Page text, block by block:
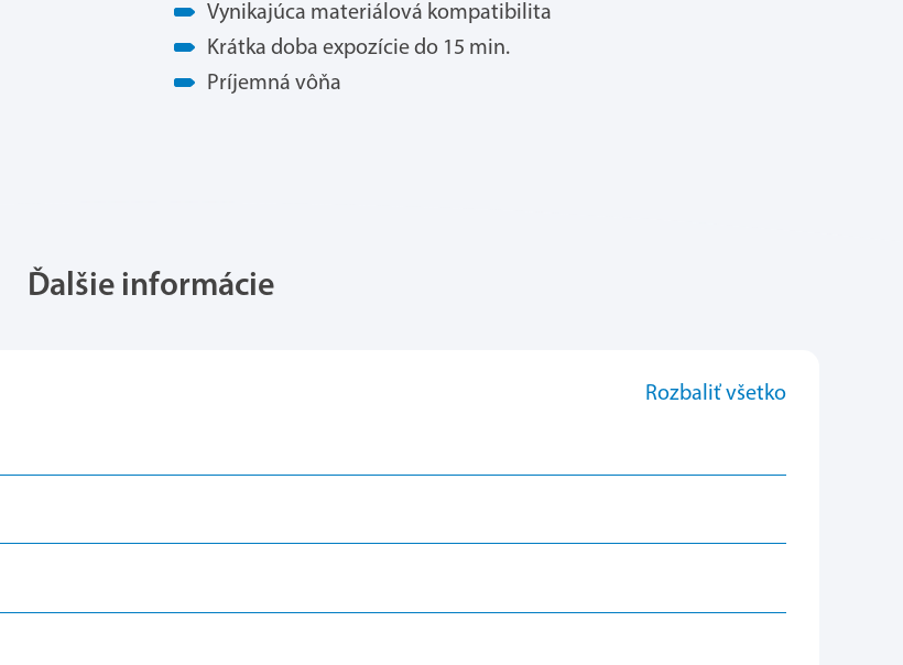
Vynikajúca materiálová kompatibilita
Krátka doba expozície do 15 min.
Príjemná vôňa
Ďalšie informácie
Rozbaliť všetko